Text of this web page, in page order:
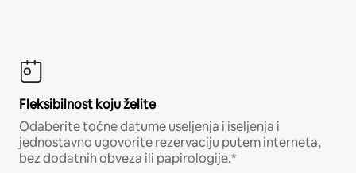
Fleksibilnost koju želite
Odaberite točne datume useljenja i iseljenja i
jednostavno ugovorite rezervaciju putem interneta,
bez dodatnih obveza ili papirologije.*